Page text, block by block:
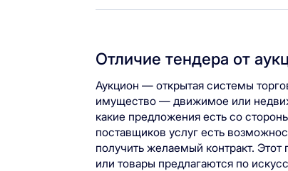
Отличие тендера от
Аукцион — открытая системы
имущество — движимое или
какие предложения есть со
поставщиков услуг есть
получить желаемый контракт.
или товары предлагаются по